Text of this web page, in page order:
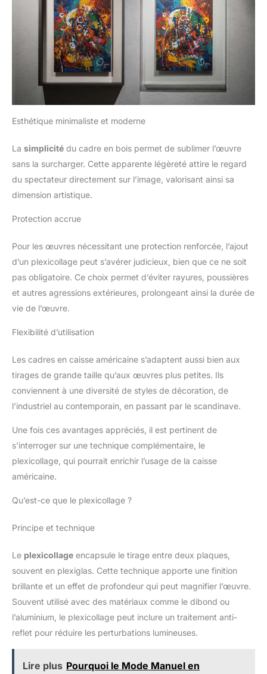
Esthétique minimaliste et moderne
La simplicité du cadre en bois permet de sublimer l’œuvre
sans la surcharger. Cette apparente légèreté attire le regard
du spectateur directement sur l’image, valorisant ainsi sa
dimension artistique.
Protection accrue
Pour les œuvres nécessitant une protection renforcée, l’ajout
d’un plexicollage peut s’avérer judicieux, bien que ce ne soit
pas obligatoire. Ce choix permet d’éviter rayures, poussières
et autres agressions extérieures, prolongeant ainsi la durée de
vie de l’œuvre.
Flexibilité d’utilisation
Les cadres en caisse américaine s’adaptent aussi bien aux
tirages de grande taille qu’aux œuvres plus petites. Ils
conviennent à une diversité de styles de décoration, de
l’industriel au contemporain, en passant par le scandinave.
Une fois ces avantages appréciés, il est pertinent de
s’interroger sur une technique complémentaire, le
plexicollage, qui pourrait enrichir l’usage de la caisse
américaine.
Qu’est-ce que le plexicollage ?
Principe et technique
Le plexicollage encapsule le tirage entre deux plaques,
souvent en plexiglas. Cette technique apporte une finition
brillante et un effet de profondeur qui peut magnifier l’œuvre.
Souvent utilisé avec des matériaux comme le dibond ou
l’aluminium, le plexicollage peut inclure un traitement anti-
reflet pour réduire les perturbations lumineuses.
Lire plus Pourquoi le Mode Manuel en